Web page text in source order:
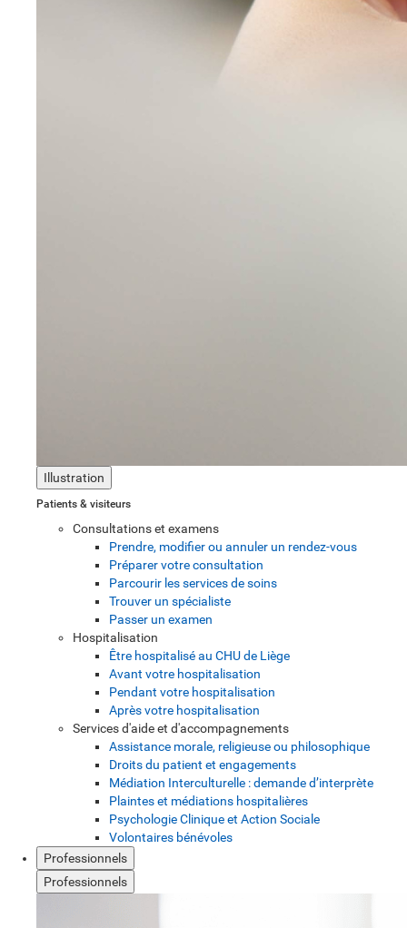
Illustration
Patients & visiteurs
Consultations et examens
Prendre, modifier ou annuler un rendez-vous
Préparer votre consultation
Parcourir les services de soins
Trouver un spécialiste
Passer un examen
Hospitalisation
Être hospitalisé au CHU de Liège
Avant votre hospitalisation
Pendant votre hospitalisation
Après votre hospitalisation
Services d'aide et d'accompagnements
Assistance morale, religieuse ou philosophique
Droits du patient et engagements
Médiation Interculturelle : demande d’interprète
Plaintes et médiations hospitalières
Psychologie Clinique et Action Sociale
Volontaires bénévoles
Professionnels
Professionnels